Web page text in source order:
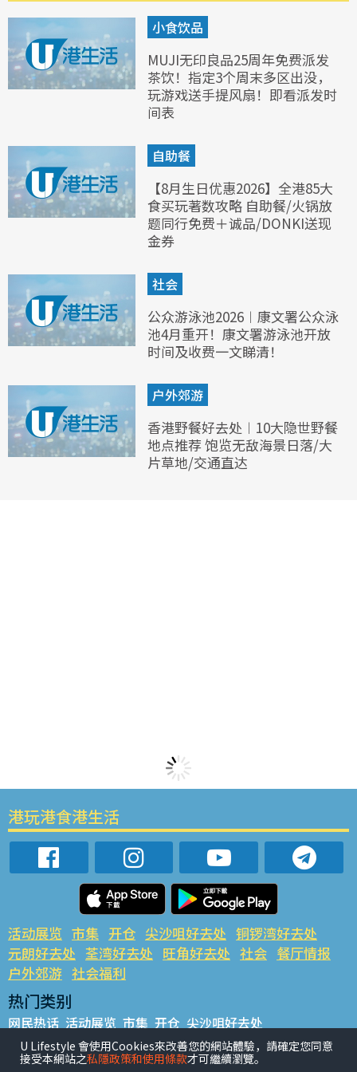
小食饮品
MUJI无印良品25周年免费派发
茶饮！指定3个周末多区出没，
玩游戏送手提风扇！即看派发时
间表
自助餐
【8月生日优惠2026】全港85大
食买玩著数攻略 自助餐/火锅放
题同行免费＋诚品/DONKI送现
金券
社会
公众游泳池2026︱康文署公众泳
池4月重开！康文署游泳池开放
时间及收费一文睇清！
户外郊游
香港野餐好去处︱10大隐世野餐
地点推荐 饱览无敌海景日落/大
片草地/交通直达
港玩港食港生活
活动展览 市集 开仓 尖沙咀好去处 铜锣湾好去处
元朗好去处 荃湾好去处 旺角好去处 社会 餐厅情报
户外郊游 社会福利
热门类别
网民热话 活动展览 市集 开仓 尖沙咀好去处
铜锣湾好去处 元朗好去处 荃湾好去处 旺角好去处 社会
餐厅情报 户外郊游
U Lifestyle 會使用Cookies來改善您的網站體驗，請確定您同意
接受本網站之私隱政策和使用條款才可繼續瀏覽。